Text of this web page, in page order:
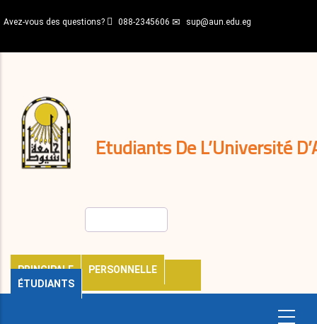
au
principal
Avez-vous des questions? 088-2345606 sup@aun.edu.eg
Etudiants De L’Université
PRINCIPALE
PERSONNELLE
ÉTUDIANTS
décisions
Expatriés
Journal